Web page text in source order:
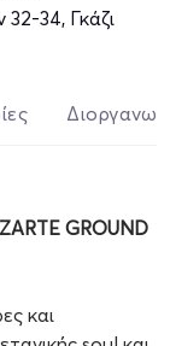
34, Γκάζι
GROUND
και